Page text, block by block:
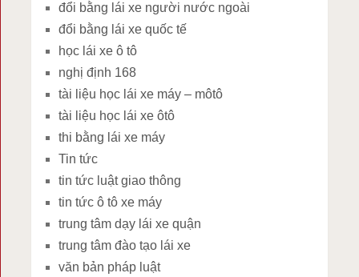
đổi bằng lái xe người nước ngoài
đổi bằng lái xe quốc tế
học lái xe ô tô
nghị định 168
tài liệu học lái xe máy – môtô
tài liệu học lái xe ôtô
thi bằng lái xe máy
Tin tức
tin tức luật giao thông
tin tức ô tô xe máy
trung tâm dạy lái xe quận
trung tâm đào tạo lái xe
văn bản pháp luật